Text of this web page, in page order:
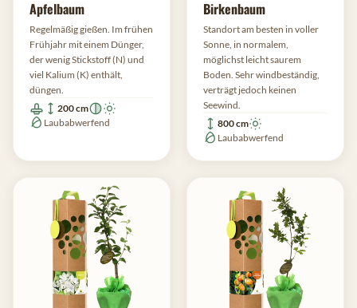
Apfelbaum
Regelmäßig gießen. Im frühen
Frühjahr mit einem Dünger,
der wenig Stickstoff (N) und
viel Kalium (K) enthält,
düngen.
200 cm
Laubabwerfend
Birkenbaum
Standort am besten in voller
Sonne, in normalem,
möglichst leicht saurem
Boden. Sehr windbeständig,
verträgt jedoch keinen
Seewind.
800 cm
Laubabwerfend